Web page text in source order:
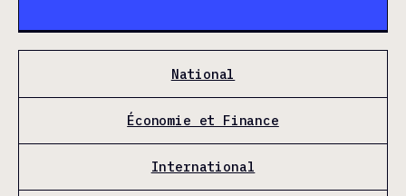
National
Économie et Finance
International